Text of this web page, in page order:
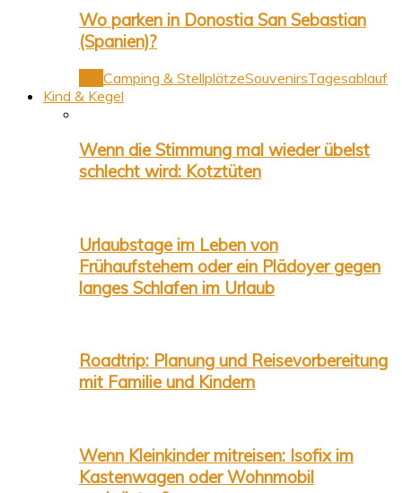
Wo parken in Donostia San Sebastian
(Spanien)?
Camping & StellplätzeSouvenirsTagesablauf
Kind & Kegel
Wenn die Stimmung mal wieder übelst
schlecht wird: Kotztüten
Urlaubstage im Leben von
Frühaufstehern oder ein Plädoyer gegen
langes Schlafen im Urlaub
Roadtrip: Planung und Reisevorbereitung
mit Familie und Kindern
Wenn Kleinkinder mitreisen: Isofix im
Kastenwagen oder Wohnmobil